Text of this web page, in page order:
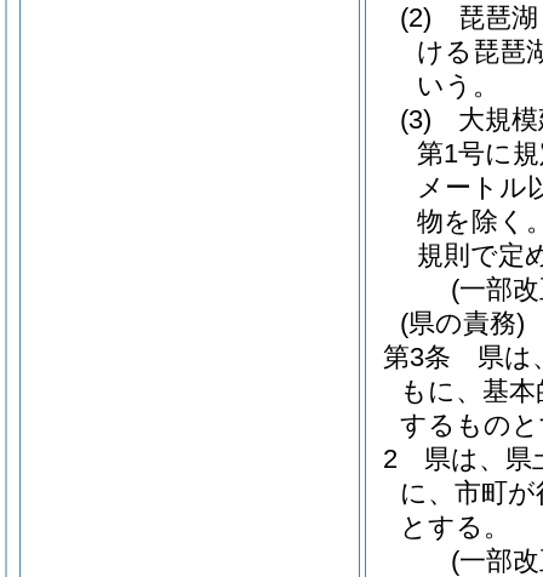
(2)
琵琶
ける琵琶
いう。
(3)
大規
第1号に
メートル
物を除く
規則で定
(一部
(県の責務)
第3条
県は
もに、基
するもの
2
県は、県
に、市町
とする。
(一部